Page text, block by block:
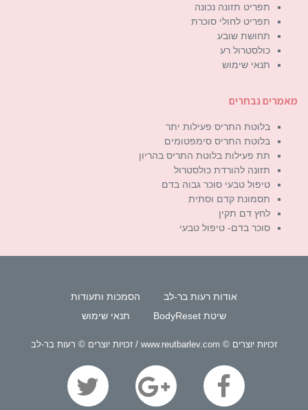
תפריט תזונה נכונה
תפריט לחולי סוכרת
תחושת שובע
כולסטרול רע
תנאי שימוש
מאמרים נבחרים
בלוטת התריס פעילות יתר
בלוטת התריס סימפטומים
תת פעילות בלוטת התריס בהריון
תזונה להורדת כולסטרול
טיפול טבעי סוכר גבוה בדם
תסמונת קדם וסתית
לחץ דם תקין
סוכר בדם- טיפול טבעי
אודות רעות בר-לב
הסמכות ותעודות
שיטת BodyReset
תנאי שימוש
זכויות יוצרים © www.reutbarlev.com / זכויות יוצרים © רעות בר-לב